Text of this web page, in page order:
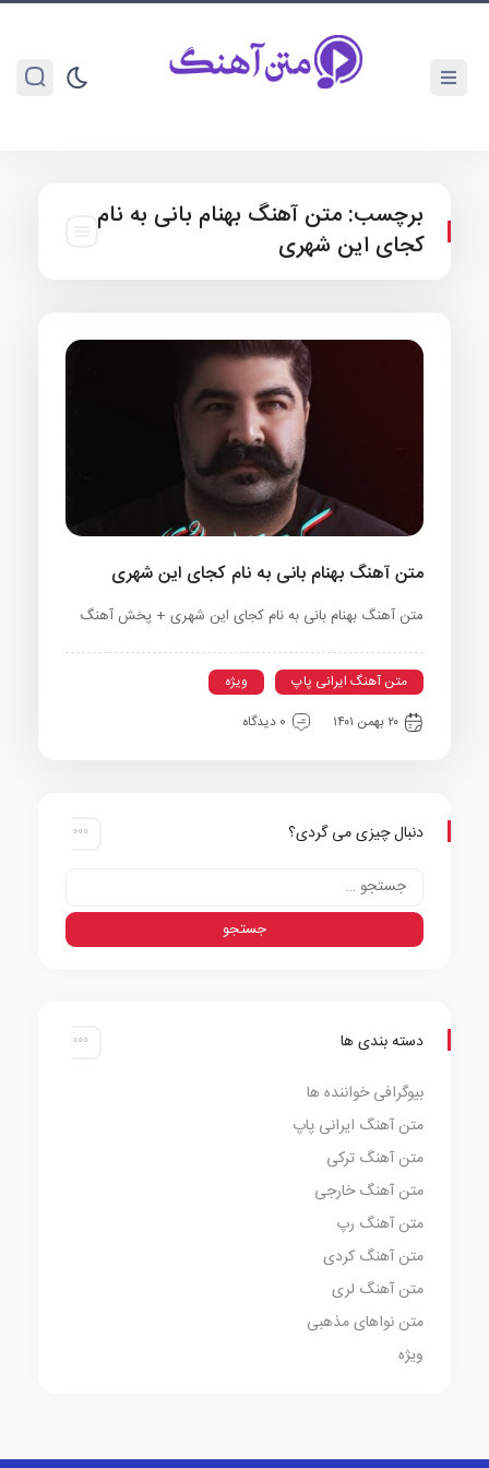
برچسب: متن آهنگ بهنام بانی به نام
کجای این شهری
متن آهنگ بهنام بانی به نام کجای این شهری
متن آهنگ بهنام بانی به نام کجای این شهری + پخش آهنگ
متن آهنگ ایرانی پاپ
ویژه
۲۰ بهمن ۱۴۰۱
0 دیدگاه
دنبال چیزی می گردی؟
دسته بندی ها
بیوگرافی خواننده ها
متن آهنگ ایرانی پاپ
متن آهنگ ترکی
متن آهنگ خارجی
متن آهنگ رپ
متن آهنگ کردی
متن آهنگ لری
متن نواهای مذهبی
ویژه